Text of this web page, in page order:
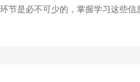
节是必不可少的，掌握学习这些信